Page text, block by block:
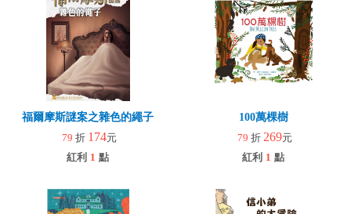
福爾摩斯謎案之雜色的繩子
79 折 174元
紅利 1 點
100萬棵樹
79 折 269元
紅利 1 點